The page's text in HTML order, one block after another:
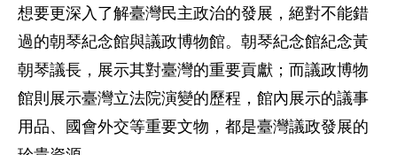
想要更深入了解臺灣民主政治的發展，絕對不能錯
過的朝琴紀念館與議政博物館。朝琴紀念館紀念黃
朝琴議長，展示其對臺灣的重要貢獻；而議政博物
館則展示臺灣立法院演變的歷程，館內展示的議事
用品、國會外交等重要文物，都是臺灣議政發展的